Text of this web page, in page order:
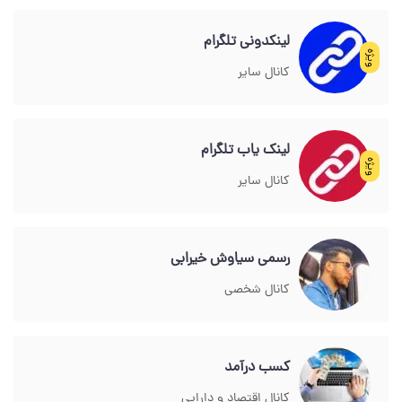
ویژه
لینکدونی تلگرام
کانال سایر
ویژه
لینک یاب تلگرام
کانال سایر
رسمی سیاوش خیرابی
کانال شخصی
کسب درآمد